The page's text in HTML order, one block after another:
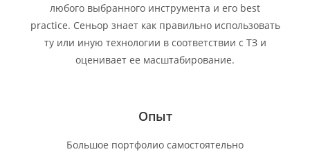
любого выбранного инструмента и его best
practice. Сеньор знает как правильно использовать
ту или иную технологии в соответствии с ТЗ и
оценивает ее масштабирование.
Опыт
Большое портфолио самостоятельно